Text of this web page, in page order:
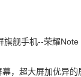
舰手机--荣耀
，超大屏加优异